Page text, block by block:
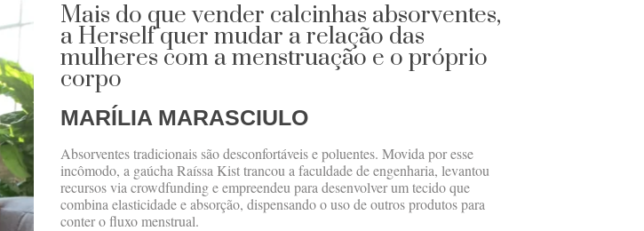
Mais do que vender calcinhas absorventes,
a Herself quer mudar a relação das
mulheres com a menstruação e o próprio
corpo
MARÍLIA MARASCIULO
Absorventes tradicionais são desconfortáveis e poluentes. Movida por esse
incômodo, a gaúcha Raíssa Kist trancou a faculdade de engenharia, levantou
recursos via crowdfunding e empreendeu para desenvolver um tecido que
combina elasticidade e absorção, dispensando o uso de outros produtos para
conter o fluxo menstrual.